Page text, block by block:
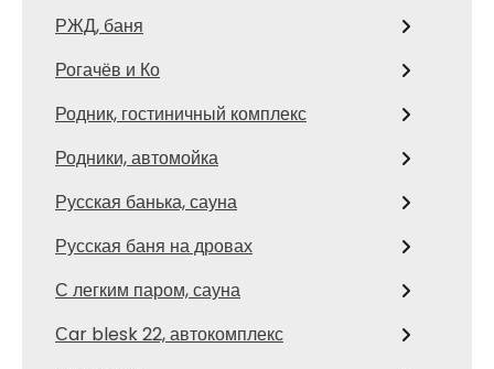
РЖД, баня
Рогачёв и Ко
Родник, гостиничный комплекс
Родники, автомойка
Русская банька, сауна
Русская баня на дровах
С легким паром, сауна
Сar blesk 22, автокомплекс